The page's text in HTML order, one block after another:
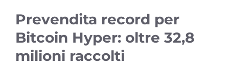
Prevendi­ta record per
Bitcoin Hyper: oltre 32,8
milioni raccolti